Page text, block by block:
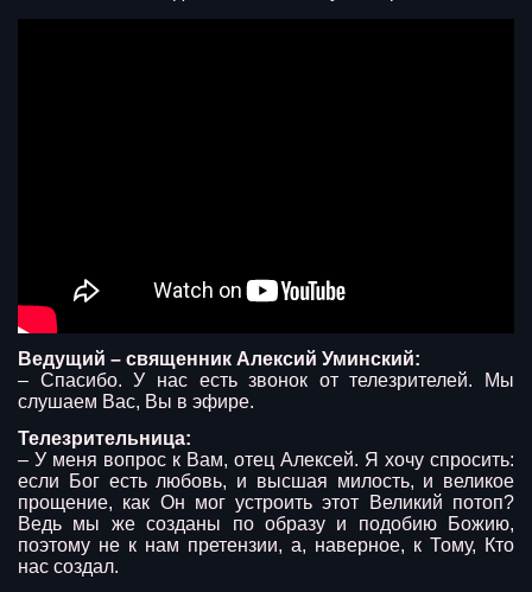
Ведущий – священник Алексий Уминский:
– Спасибо. У нас есть звонок от телезрителей. Мы
слушаем Вас, Вы в эфире.
Телезрительница:
– У меня вопрос к Вам, отец Алексей. Я хочу спросить:
если Бог есть любовь, и высшая милость, и великое
прощение, как Он мог устроить этот Великий потоп?
Ведь мы же созданы по образу и подобию Божию,
поэтому не к нам претензии, а, наверное, к Тому, Кто
нас создал.